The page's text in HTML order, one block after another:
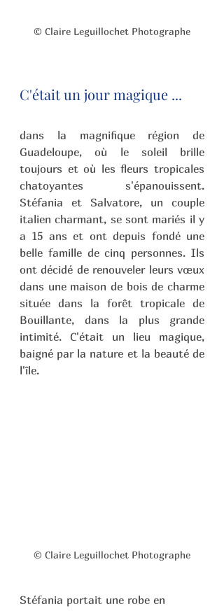
© Claire Leguillochet Photographe
C'était un jour magique ...
dans la magnifique région de
Guadeloupe, où le soleil brille
toujours et où les fleurs tropicales
chatoyantes s'épanouissent.
Stéfania et Salvatore, un couple
italien charmant, se sont mariés il y
a 15 ans et ont depuis fondé une
belle famille de cinq personnes. Ils
ont décidé de renouveler leurs vœux
dans une maison de bois de charme
située dans la forêt tropicale de
Bouillante, dans la plus grande
intimité. C'était un lieu magique,
baigné par la nature et la beauté de
l'île.
© Claire Leguillochet Photographe
Stéfania portait une robe en